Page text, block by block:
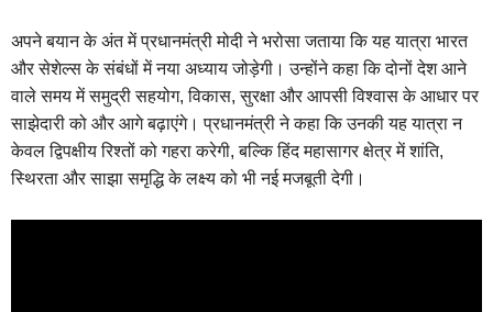
अपने बयान के अंत में प्रधानमंत्री मोदी ने भरोसा जताया कि यह यात्रा भारत
और सेशेल्स के संबंधों में नया अध्याय जोड़ेगी। उन्होंने कहा कि दोनों देश आने
वाले समय में समुद्री सहयोग, विकास, सुरक्षा और आपसी विश्वास के आधार पर
साझेदारी को और आगे बढ़ाएंगे। प्रधानमंत्री ने कहा कि उनकी यह यात्रा न
केवल द्विपक्षीय रिश्तों को गहरा करेगी, बल्कि हिंद महासागर क्षेत्र में शांति,
स्थिरता और साझा समृद्धि के लक्ष्य को भी नई मजबूती देगी।